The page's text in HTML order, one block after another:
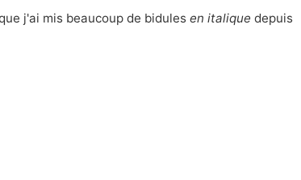
j'ai mis beaucoup de bidules en italique depuis